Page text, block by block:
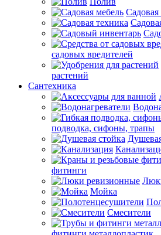
Садовая
садовых вредителей
растений
Сантехника
подводка, сифоны, трапы
фитинги
Мойка
Смесители